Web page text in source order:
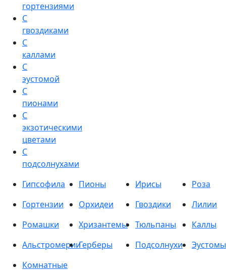
гортензиями
С
гвоздиками
С
каллами
С
эустомой
С
пионами
С
экзотическими
цветами
С
подсолнухами
Гипсофила Пионы Ирисы
Роза
Гортензии
Орхидеи Гвоздики
Лилии
Ромашки
Хризантемы Тюльпаны
Каллы
АльстромерииГерберы Подсолнухи
Эустомы
Комнатные